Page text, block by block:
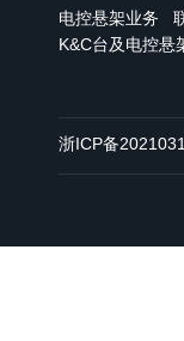
电控悬架业务
K&C台及电控
浙ICP备